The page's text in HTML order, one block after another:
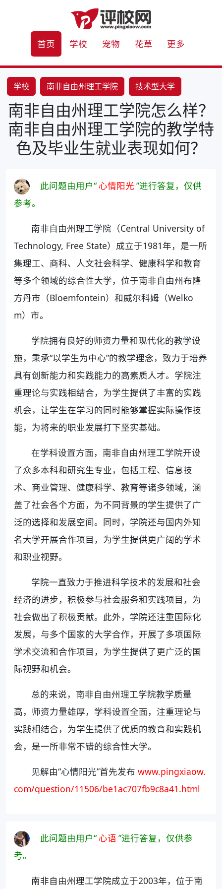
首页 学校 宠物 花草 更多
学校 南非自由州理工学院
技术型大学
毕业生就业率
实习 实践能力
南非自由州理工学院怎么样？
南非自由州理工学院的教学特
色及毕业生就业表现如何？
此问题由用户“ 心情阳光 ”进行答复，仅供
参考。
南非自由州理工学院（Central University of
Technology, Free State）成立于1981年，是一所
集理工、商科、人文社会科学、健康科学和教育
等多个领域的综合性大学，位于南非自由州布隆
方丹市（Bloemfontein）和威尔科姆（Welko
m）市。
学院拥有良好的师资力量和现代化的教学设
施，秉承“以学生为中心”的教学理念，致力于培养
具有创新能力和实践能力的高素质人才。学院注
重理论与实践相结合，为学生提供了丰富的实践
机会，让学生在学习的同时能够掌握实际操作技
能，为将来的职业发展打下坚实基础。
在学科设置方面，南非自由州理工学院开设
了众多本科和研究生专业，包括工程、信息技
术、商业管理、健康科学、教育等诸多领域，涵
盖了社会各个方面，为不同背景的学生提供了广
泛的选择和发展空间。同时，学院还与国内外知
名大学开展合作项目，为学生提供更广阔的学术
和职业视野。
学院一直致力于推进科学技术的发展和社会
经济的进步，积极参与社会服务和实践项目，为
社会做出了积极贡献。此外，学院还注重国际化
发展，与多个国家的大学合作，开展了多项国际
学术交流和合作项目，为学生提供了更广泛的国
际视野和机会。
总的来说，南非自由州理工学院教学质量
高，师资力量雄厚，学科设置全面，注重理论与
实践相结合，为学生提供了优质的教育和实践机
会，是一所非常不错的综合性大学。
见解由“心情阳光”首先发布www.pingxiaow.
com/question/11506/be1ac707fb9c8a41.html
此问题由用户“ 心语 ”进行答复，仅供参
考。
南非自由州理工学院成立于2003年，位于南